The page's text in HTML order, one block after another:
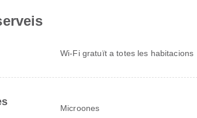
Wi-Fi gratuït a totes les habitacions
Microones